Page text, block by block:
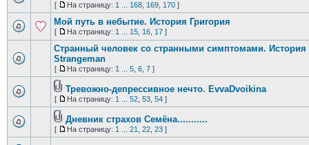
[ На страницу: 1 168, 169, 170]
Мой путь в небытие. История Григория
[ На страницу: 1 15, 16, 17]
Странный человек со странными симптомами. История
Strangeman
[ На страницу: 1 5, 6, 7]
Тревожно-депрессивное нечто. EvvaDvoikina
[ На страницу: 1 52, 53, 54]
Дневник страхов Семёна...........
[ На страницу: 1 21 22, 23]